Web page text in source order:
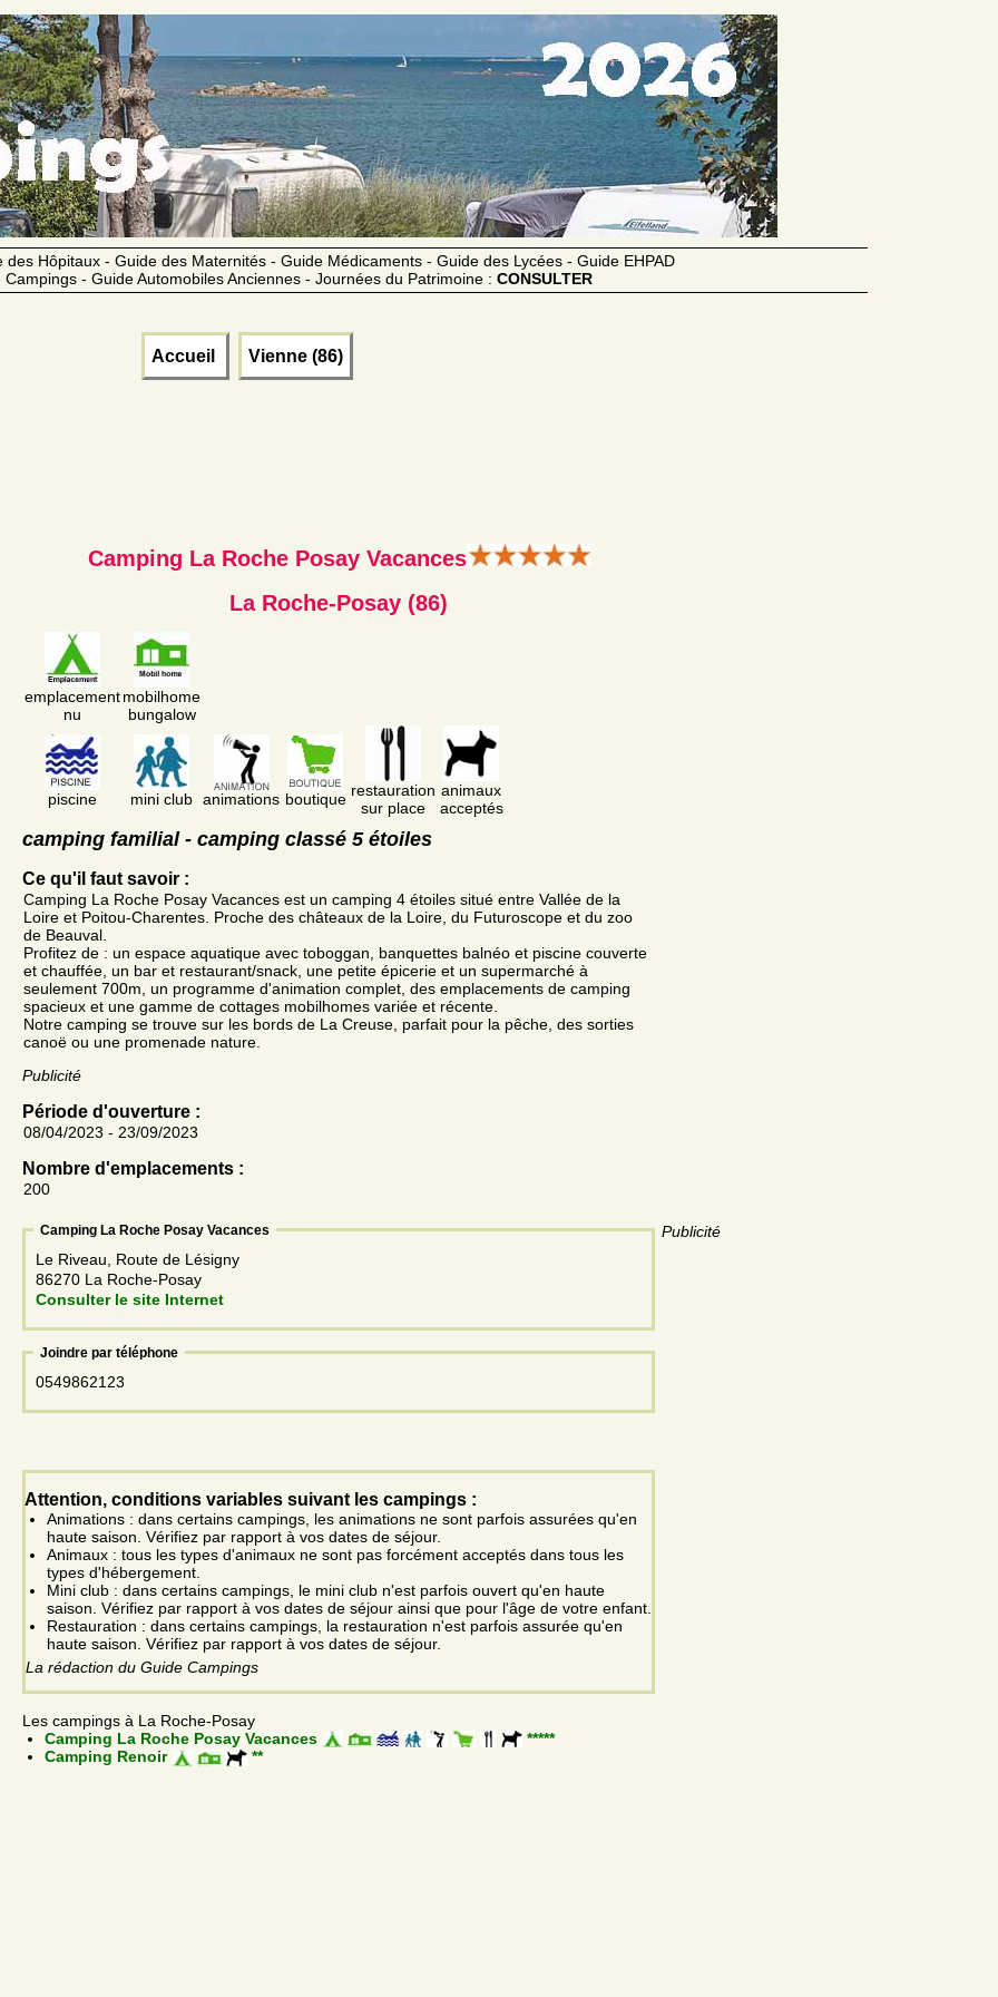
Hôpitaux - Guide des Maternités - Guide Médicaments - Guide des Lycées - Guide EHPAD
- Guide Automobiles Anciennes - Journées du Patrimoine : CONSULTER
Accueil Vienne (86)
Publicité
Camping La Roche Posay Vacances
La Roche-Posay (86)
emplacement
nu
mobilhome
bungalow
piscine mini club animations boutique restauration
sur place
animaux
acceptés
camping familial - camping classé 5 étoiles
Ce qu'il faut savoir :
Camping La Roche Posay Vacances est un camping 4 étoiles situé entre Vallée de la
Loire et Poitou-Charentes. Proche des châteaux de la Loire, du Futuroscope et du zoo
de Beauval.
Profitez de : un espace aquatique avec toboggan, banquettes balnéo et piscine couverte
et chauffée, un bar et restaurant/snack, une petite épicerie et un supermarché à
seulement 700m, un programme d'animation complet, des emplacements de camping
spacieux et une gamme de cottages mobilhomes variée et récente.
Notre camping se trouve sur les bords de La Creuse, parfait pour la pêche, des sorties
canoë ou une promenade nature.
Publicité
Période d'ouverture :
08/04/2023 - 23/09/2023
Nombre d'emplacements :
200
Camping La Roche Posay Vacances
Le Riveau, Route de Lésigny
86270 La Roche-Posay
Consulter le site Internet
Joindre par téléphone
0549862123
Attention, conditions variables suivant les campings :
Animations : dans certains campings, les animations ne sont parfois assurées qu'en
haute saison. Vérifiez par rapport à vos dates de séjour.
Animaux : tous les types d'animaux ne sont pas forcément acceptés dans tous les
types d'hébergement.
Mini club : dans certains campings, le mini club n'est parfois ouvert qu'en haute
saison. Vérifiez par rapport à vos dates de séjour ainsi que pour l'âge de votre enfant.
Restauration : dans certains campings, la restauration n'est parfois assurée qu'en
haute saison. Vérifiez par rapport à vos dates de séjour.
La rédaction du Guide Campings
Les campings à La Roche-Posay
Camping La Roche Posay Vacances
*****
Camping Renoir
**